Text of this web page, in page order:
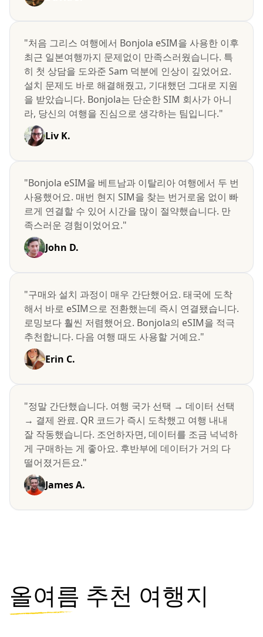
"처음 그리스 여행에서 Bonjola eSIM을 사용한 이후
최근 일본여행까지 문제없이 만족스러웠습니다. 특
히 첫 상담을 도와준 Sam 덕분에 인상이 깊었어요.
설치 문제도 바로 해결해줬고, 기대했던 그대로 지원
을 받았습니다. Bonjola는 단순한 SIM 회사가 아니
라, 당신의 여행을 진심으로 생각하는 팀입니다."
Liv K.
"Bonjola eSIM을 베트남과 이탈리아 여행에서 두 번
사용했어요. 매번 현지 SIM을 찾는 번거로움 없이 빠
르게 연결할 수 있어 시간을 많이 절약했습니다. 만
족스러운 경험이었어요."
John D.
"구매와 설치 과정이 매우 간단했어요. 태국에 도착
해서 바로 eSIM으로 전환했는데 즉시 연결됐습니다.
로밍보다 훨씬 저렴했어요. Bonjola의 eSIM을 적극
추천합니다. 다음 여행 때도 사용할 거예요."
Erin C.
"정말 간단했습니다. 여행 국가 선택 → 데이터 선택
→ 결제 완료. QR 코드가 즉시 도착했고 여행 내내
잘 작동했습니다. 조언하자면, 데이터를 조금 넉넉하
게 구매하는 게 좋아요. 후반부에 데이터가 거의 다
떨어졌거든요."
James A.
올여름 추천 여행지